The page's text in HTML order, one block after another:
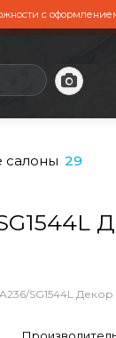
с
29
SG1544L